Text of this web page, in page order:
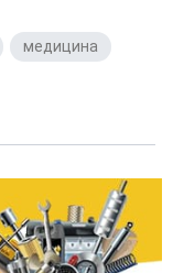
медицина